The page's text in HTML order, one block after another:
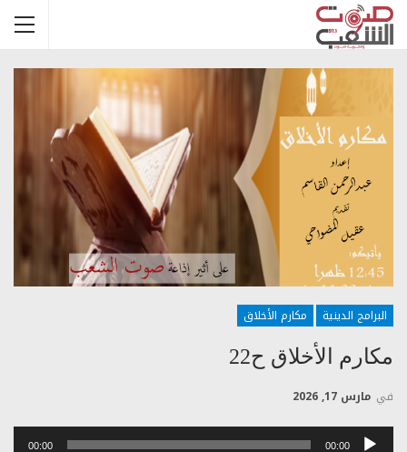
البرامج الدينية مكارم الأخلاق
مكارم الأخلاق ح22
في مارس 17, 2026
مشغل
00:00
00:00